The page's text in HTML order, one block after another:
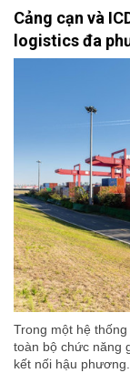
Cảng cạn và
logistics đa
Trong một hệ
toàn bộ chức năng
kết nối hậu